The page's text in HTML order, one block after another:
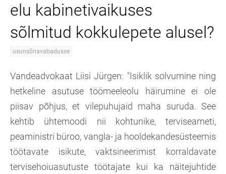
elu kabinetivaikuses
sõlmitud kokkulepete alusel?
usunsõnavabadusse
Vandeadvokaat Liisi Jürgen: "Isiklik solvumine ning
hetkeline asutuse töömeeleolu häirumine ei ole
piisav põhjus, et vilepuhujaid maha suruda. See
kehtib ühtemoodi nii kohtunike, terviseameti,
peaministri büroo, vangla- ja hooldekandesüsteemis
töötavate isikute, vaktsineerimist korraldavate
tervisehoiuasutuste töötajate kui ka näitejuhtide